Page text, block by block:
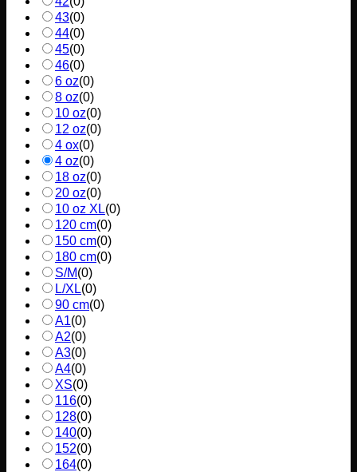
43(0)
44(0)
45(0)
46(0)
6 oz(0)
8 oz(0)
10 oz(0)
12 oz(0)
4 ox(0)
4 oz(0)
18 oz(0)
20 oz(0)
10 oz XL(0)
120 cm(0)
150 cm(0)
180 cm(0)
S/M(0)
L/XL(0)
90 cm(0)
A1(0)
A2(0)
A3(0)
A4(0)
XS(0)
116(0)
128(0)
140(0)
152(0)
164(0)